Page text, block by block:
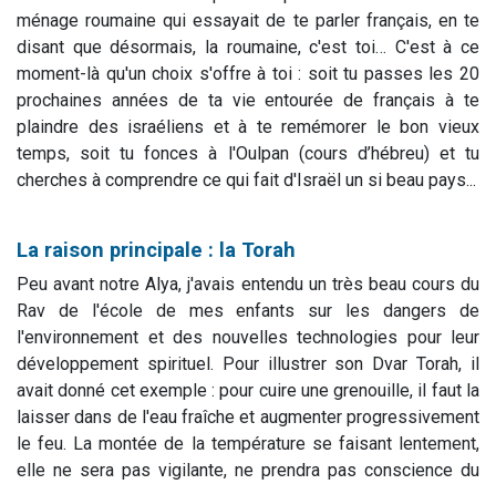
ménage roumaine qui essayait de te parler français, en te
disant que désormais, la roumaine, c'est toi… C'est à ce
moment-là qu'un choix s'offre à toi : soit tu passes les 20
prochaines années de ta vie entourée de français à te
plaindre des israéliens et à te remémorer le bon vieux
temps, soit tu fonces à l'Oulpan (cours d’hébreu) et tu
cherches à comprendre ce qui fait d'Israël un si beau pays...
La raison principale : la Torah
Peu avant notre Alya, j'avais entendu un très beau cours du
Rav de l'école de mes enfants sur les dangers de
l'environnement et des nouvelles technologies pour leur
développement spirituel. Pour illustrer son Dvar Torah, il
avait donné cet exemple : pour cuire une grenouille, il faut la
laisser dans de l'eau fraîche et augmenter progressivement
le feu. La montée de la température se faisant lentement,
elle ne sera pas vigilante, ne prendra pas conscience du